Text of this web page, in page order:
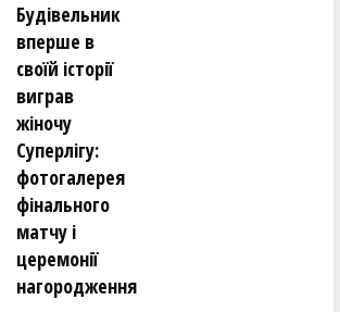
Будівельник
вперше в
своїй історії
виграв
жіночу
Суперлігу:
фотогалерея
фінального
матчу і
церемонії
нагородження